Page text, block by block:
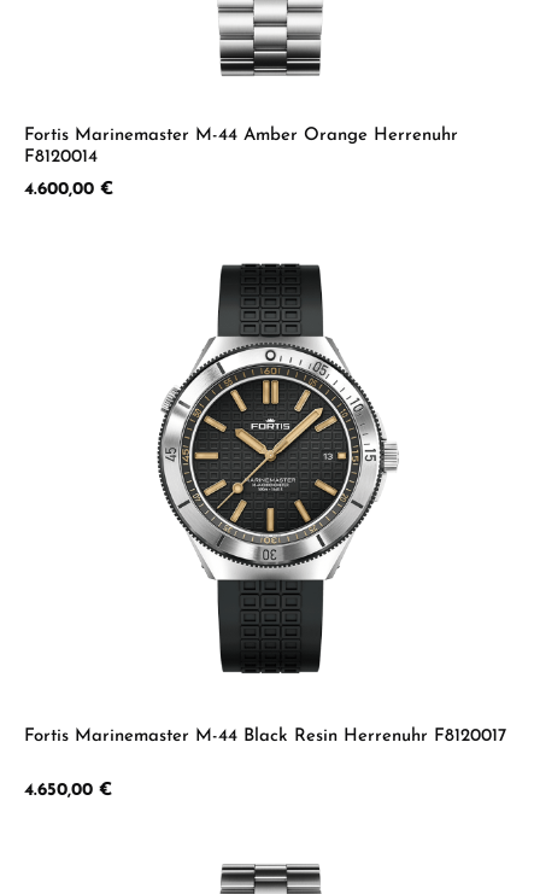
Fortis Marinemaster M-44 Amber Orange Herrenuhr
F8120014
Regulärer Preis:
4.600,00 €
Fortis Marinemaster M-44 Black Resin Herrenuhr F8120017
Regulärer Preis:
4.650,00 €